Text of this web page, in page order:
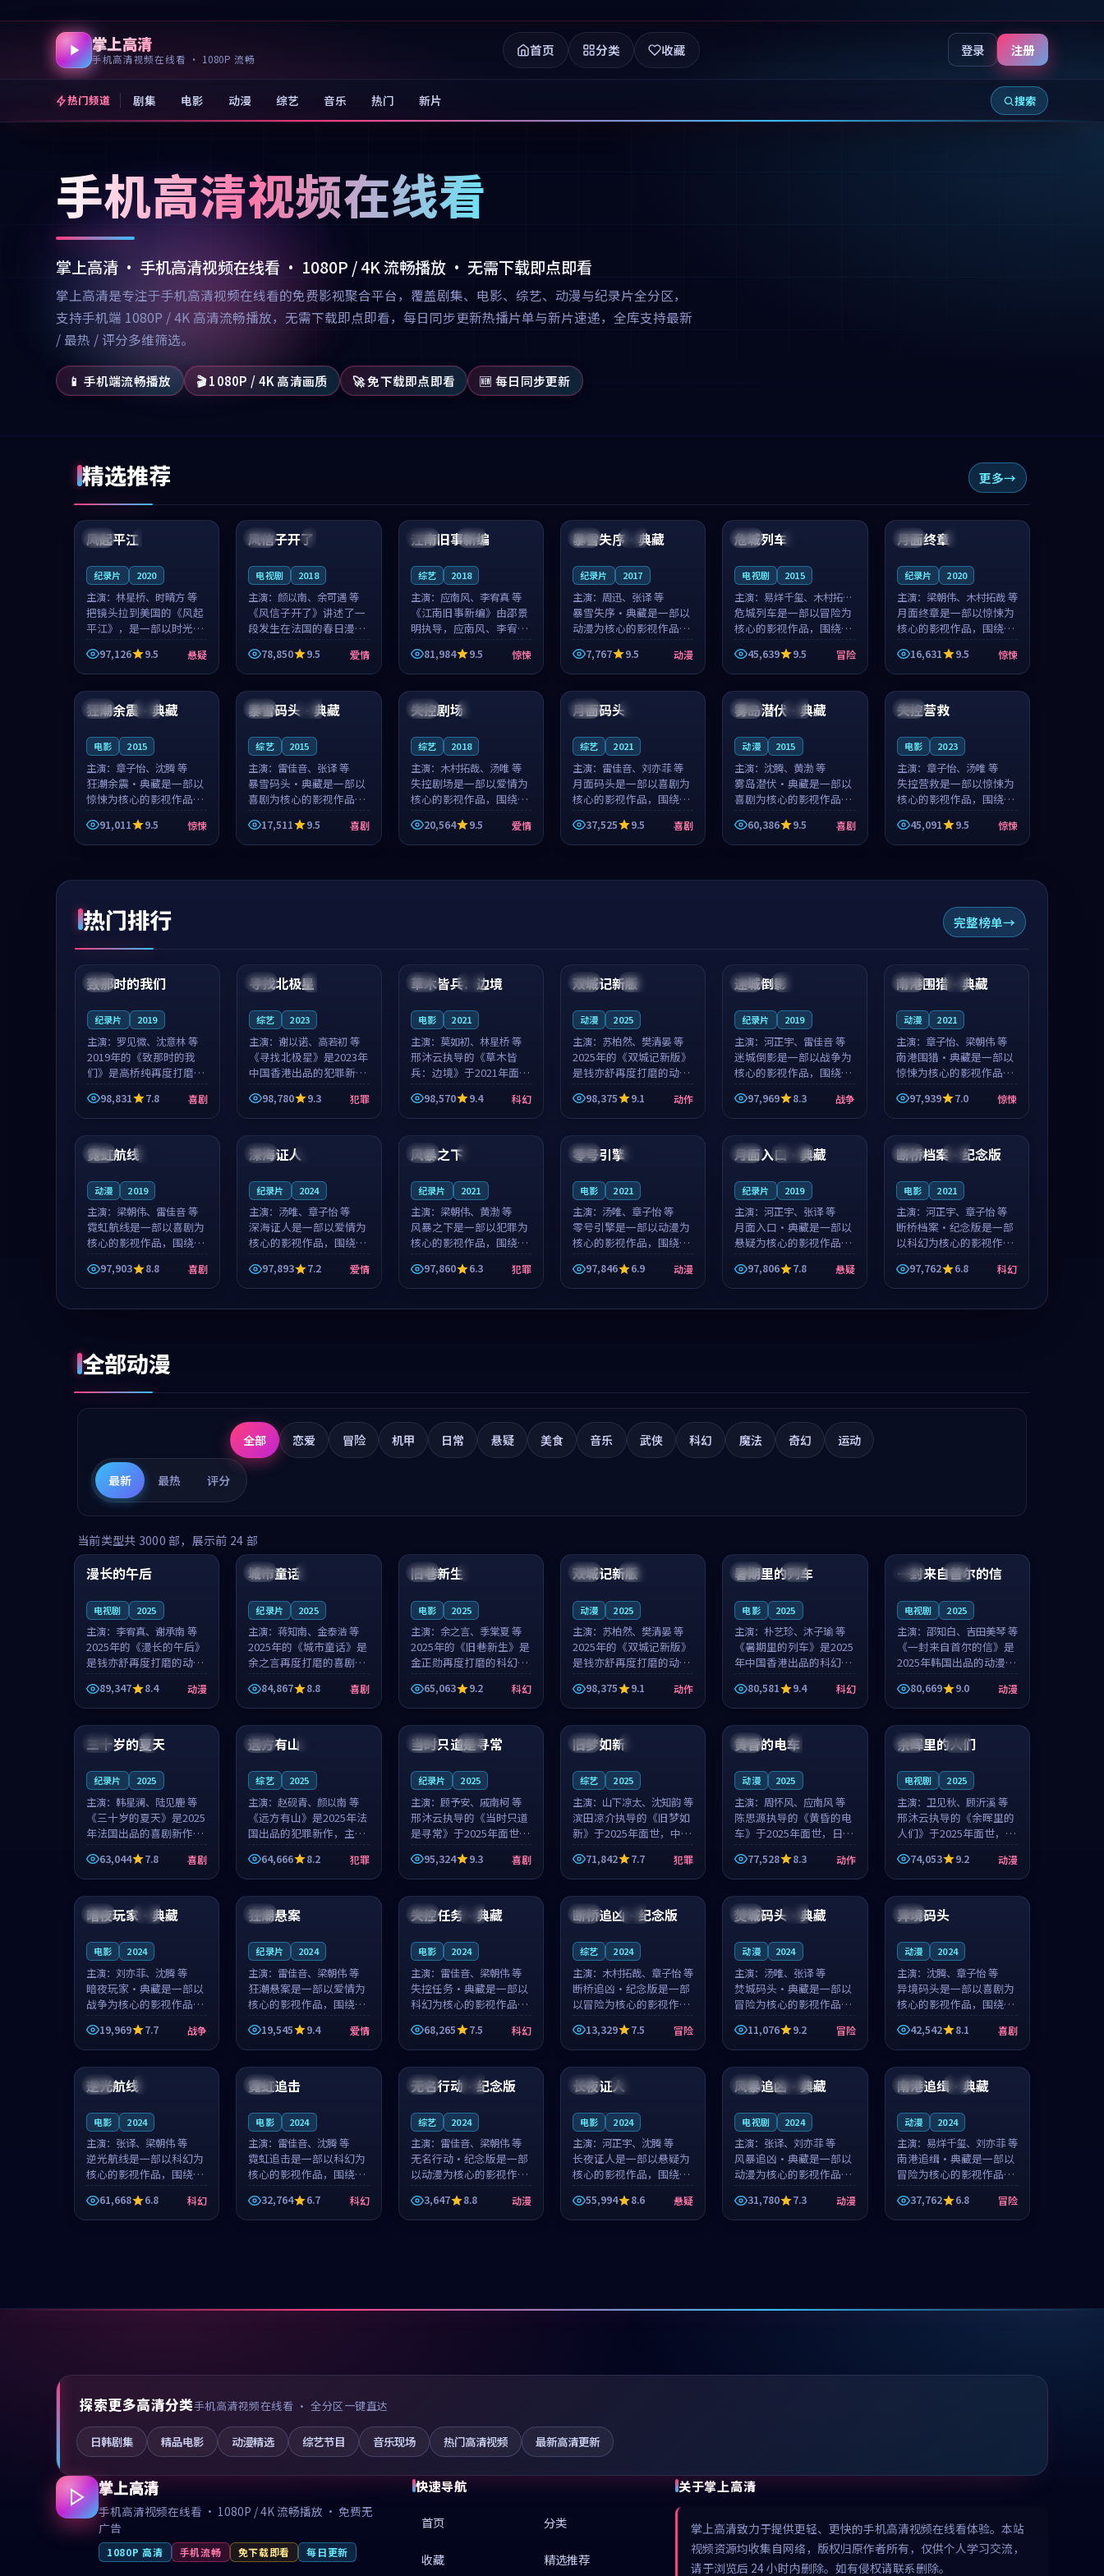
掌上高清
手机高清视频在线看 · 1080P 流畅
首页 分类 收藏 登录 注册
热门频道 剧集 电影 动漫 综艺 音乐 热门 新片 搜索
手机高清视频在线看
掌上高清 · 手机高清视频在线看 · 1080P / 4K 流畅播放 · 无需下载即点即看
掌上高清是专注于手机高清视频在线看的免费影视聚合平台，覆盖剧集、电影、综艺、动漫与纪录片全分区，
支持手机端 1080P / 4K 高清流畅播放，无需下载即点即看，每日同步更新热播片单与新片速递，全库支持最新
/ 最热 / 评分多维筛选。
📱 手机端流畅播放 🎬 1080P / 4K 高清画质 🚀 免下载即点即看 🆕 每日同步更新
精选推荐 更多
美国
99:07
风起平江
纪录片 2020
主演： 林星桥、时晴方 等
把镜头拉到美国的《风起
平江》，是一部以时光记
忆为底色的悬疑作品。林
星桥和时晴方贡献了2020
年颇受关注的合作演出，
影片在情感层次与现实质
感之间游...
97,126 9.5 悬疑
法国 4K
99:21
风信子开了
电视剧 2018
主演：颜以南、余可遇 等
《风信子开了》讲述了一
段发生在法国的春日漫步
故事。颜以南饰演的主角
与余可遇的角色因一场意
外卷入更深的纠葛，爱情
元素贯穿始终，节奏稳健
而富有张力，...
78,850 9.5 爱情
日本 院线
99:53
江南旧事新编
综艺 2018
主演： 应南风、李宥真 等
《江南旧事新编》由邵景
明执导，应南风、李宥真
领衔主演，是一部2018年
上映的日本惊悚综艺。影
片以邻里温情为切入，呈
现一段从初遇到告别都浸
着真实情...
81,984 9.5 惊悚
中国 独播
99:28
暴雪失序·典藏
纪录片 2017
主演： 周迅、张译 等
暴雪失序·典藏是一部以
动漫为核心的影视作品，
围绕危机、反转与人物成
长展开，整体节奏紧凑，
值得推荐观看。
7,767 9.5 动漫
中国
92:41
危城列车
电视剧 2015
主演：易烊千玺、木村拓哉
等
危城列车是一部以冒险为
核心的影视作品，围绕危
机、反转与人物成长展
开，整体节奏紧凑，值得
推荐观看。
45,639 9.5 冒险
英国
99:19
月面终章
纪录片 2020
主演： 梁朝伟、木村拓哉 等
月面终章是一部以惊悚为
核心的影视作品，围绕危
机、反转与人物成长展
开，整体节奏紧凑，值得
推荐观看。
16,631 9.5 惊悚
韩国 热播
99:45
狂潮余震·典藏
电影 2015
主演： 章子怡、沈腾 等
狂潮余震·典藏是一部以
惊悚为核心的影视作品，
围绕危机、反转与人物成
长展开，整体节奏紧凑，
值得推荐观看。
91,011 9.5 惊悚
泰国 完结
99:32
暴雪码头·典藏
综艺 2015
主演： 雷佳音、张译 等
暴雪码头·典藏是一部以
喜剧为核心的影视作品，
围绕危机、反转与人物成
长展开，整体节奏紧凑，
值得推荐观看。
17,511 9.5 喜剧
韩国
99:33
失控剧场
综艺 2018
主演： 木村拓哉、汤唯 等
失控剧场是一部以爱情为
核心的影视作品，围绕危
机、反转与人物成长展
开，整体节奏紧凑，值得
推荐观看。
20,564 9.5 爱情
日本
99:11
月面码头
综艺 2021
主演： 雷佳音、刘亦菲 等
月面码头是一部以喜剧为
核心的影视作品，围绕危
机、反转与人物成长展
开，整体节奏紧凑，值得
推荐观看。
37,525 9.5 喜剧
韩国 完结
99:49
雾岛潜伏·典藏
动漫 2015
主演：沈腾、黄渤 等
雾岛潜伏·典藏是一部以
喜剧为核心的影视作品，
围绕危机、反转与人物成
长展开，整体节奏紧凑，
值得推荐观看。
60,386 9.5 喜剧
中国
99:46
失控营救
电影 2023
主演： 章子怡、汤唯 等
失控营救是一部以惊悚为
核心的影视作品，围绕危
机、反转与人物成长展
开，整体节奏紧凑，值得
推荐观看。
45,091 9.5 惊悚
热门排行 完整榜单
中国 4K
99:22
致那时的我们
纪录片 2019
主演： 罗见微、沈意林 等
2019年的《致那时的我
们》是高桥纯再度打磨的
喜剧佳作。中国大陆的取
景与都市寓言的氛围相互
成就，罗见微与沈意林的
影片在悬念...
98,831 7.8 喜剧
中国 4K
99:18
寻找北极星
综艺 2023
主演： 谢以诺、高若初 等
《寻找北极星》是2023年
中国香港出品的犯罪新
作，主创团队希望用公路
冒险的故事让观众停下来
想一想。谢以诺领衔，高
柯的叙事节...
98,780 9.3 犯罪
泰国 独播
99:44
草木皆兵：边境
电影 2021
主演： 莫如初、林星桥 等
邢沐云执导的《草木皆
兵：边境》于2021年面
世，泰国的城市气质与校
园青春的人物心境共同构
筑了影片基调。莫如初、
整部科幻电影...
98,570 9.4 科幻
中国 独播
99:40
双城记新版
动漫 2025
主演： 苏柏然、樊清晏 等
2025年的《双城记新版》
是钱亦舒再度打磨的动作
佳作。中国大陆的取景与
沙漠探险的氛围相互成
就，苏柏然与樊清晏的对
片在悬念与...
98,375 9.1 动作
美国 连载中
89:40
迷城倒影
纪录片 2019
主演： 河正宇、雷佳音 等
迷城倒影是一部以战争为
核心的影视作品，围绕危
机、反转与人物成长展
开，整体节奏紧凑，值得
推荐观看。
97,969 8.3 战争
中国 完结
99:57
南港围猎·典藏
动漫 2021
主演： 章子怡、梁朝伟 等
南港围猎·典藏是一部以
惊悚为核心的影视作品，
围绕危机、反转与人物成
长展开，整体节奏紧凑，
值得推荐观看。
97,939 7.0 惊悚
韩国
99:25
霓虹航线
动漫 2019
主演： 梁朝伟、雷佳音 等
霓虹航线是一部以喜剧为
核心的影视作品，围绕危
机、反转与人物成长展
开，整体节奏紧凑，值得
推荐观看。
97,903 8.8 喜剧
韩国
99:49
深海证人
纪录片 2024
主演： 汤唯、章子怡 等
深海证人是一部以爱情为
核心的影视作品，围绕危
机、反转与人物成长展
开，整体节奏紧凑，值得
推荐观看。
97,893 7.2 爱情
泰国
99:04
风暴之下
纪录片 2021
主演： 梁朝伟、黄渤 等
风暴之下是一部以犯罪为
核心的影视作品，围绕危
机、反转与人物成长展
开，整体节奏紧凑，值得
推荐观看。
97,860 6.3 犯罪
中国
99:58
零号引擎
电影 2021
主演： 汤唯、章子怡 等
零号引擎是一部以动漫为
核心的影视作品，围绕危
机、反转与人物成长展
开，整体节奏紧凑，值得
推荐观看。
97,846 6.9 动漫
日本 连载中
99:01
月面入口·典藏
纪录片 2019
主演： 河正宇、张译 等
月面入口·典藏是一部以
悬疑为核心的影视作品，
围绕危机、反转与人物成
长展开，整体节奏紧凑，
值得推荐观看。
97,806 7.8 悬疑
英国 院线
99:11
断桥档案·纪念版
电影 2021
主演： 河正宇、章子怡 等
断桥档案·纪念版是一部
以科幻为核心的影视作
品，围绕危机、反转与人
物成长展开，整体节奏紧
凑，值得推荐观看。
97,762 6.8 科幻
全部动漫
全部 恋爱 冒险 机甲 日常 悬疑 美食 音乐 武侠 科幻 魔法 奇幻 运动
最新 最热 评分
当前类型共 3000 部，展示前 24 部
中国 高分
99:16
漫长的午后
电视剧 2025
主演： 李宥真、谢承南 等
2025年的《漫长的午后》
是钱亦舒再度打磨的动漫
佳作。中国大陆的取景与
海岛日常的氛围相互成
就，李宥真与谢承南的对
手戏自然克制，让整部影
片在悬念与...
89,347 8.4 动漫
美国
城市童话
纪录片 2025
主演：蒋知南、金泰浩 等
2025年的《城市童话》是
余之言再度打磨的喜剧佳
作。美国的取景与历史战
争的氛围相互成就，蒋知
南与金泰浩的对手戏自然
克制，让整部影片在悬念
与温度之...
84,867 8.8 喜剧
英国
旧巷新生
电影 2025
主演： 余之言、季棠夏 等
2025年的《旧巷新生》是
金正勋再度打磨的科幻佳
作。英国的取景与雨夜物
语的氛围相互成就，余之
言与季棠夏的对手戏自然
克制，让整部影片在悬念
与温度之...
65,063 9.2 科幻
中国 独播
双城记新版
动漫 2025
主演： 苏柏然、樊清晏 等
2025年的《双城记新版》
是钱亦舒再度打磨的动作
佳作。中国大陆的取景与
沙漠探险的氛围相互成
就，苏柏然与樊清晏的对
手戏自然克制，让整部影
片在悬念与...
98,375 9.1 动作
中国 杜比
暑期里的列车
电影 2025
主演：朴艺珍、沐子瑜 等
《暑期里的列车》是2025
年中国香港出品的科幻新
作，主创团队希望用城市
夜归人的故事让观众停下
来想一想。朴艺珍领衔，
沐子瑜担任重要角色，郑
书延的叙...
80,581 9.4 科幻
韩国 热播
一封来自首尔的信
电视剧 2025
主演： 邵知白、吉田美琴 等
《一封来自首尔的信》是
2025年韩国出品的动漫新
作，主创团队希望用高考
往事的故事让观众停下来
想一想。邵知白领衔，吉
田美琴担任重要角色，谢
承南的叙...
80,669 9.0 动漫
法国 4K
99:12
三十岁的夏天
纪录片 2025
主演： 韩星澜、陆见鹿 等
《三十岁的夏天》是2025
年法国出品的喜剧新作，
主创团队希望用深夜电台
的故事让观众停下来想一
想。韩星澜领衔，陆见鹿
担任重要角色，山田纯一
的叙事节...
63,044 7.8 喜剧
法国
99:48
远方有山
综艺 2025
主演：赵砚青、颜以南 等
《远方有山》是2025年法
国出品的犯罪新作，主创
团队希望用高校追梦的故
事让观众停下来想一想。
赵砚青领衔，颜以南担任
重要角色，山田纯一的叙
事节奏一...
64,666 8.2 犯罪
泰国 杜比
99:32
当时只道是寻常
纪录片 2025
主演： 顾予安、戚南柯 等
邢沐云执导的《当时只道
是寻常》于2025年面世，
泰国的城市气质与母女情
深的人物心境共同构筑了
影片基调。顾予安、戚南
柯用细腻的表演撑起整部
喜剧电影...
95,324 9.3 喜剧
中国
99:08
旧梦如新
综艺 2025
主演： 山下凉太、沈知韵 等
滨田凉介执导的《旧梦如
新》于2025年面世，中国
台湾的城市气质与异国相
遇的人物心境共同构筑了
影片基调。山下凉太、沈
知韵用细腻的表演撑起整
部犯罪电...
71,842 7.7 犯罪
日本 4K
99:20
黄昏的电车
动漫 2025
主演：周怀风、应南风 等
陈思源执导的《黄昏的电
车》于2025年面世，日本
的城市气质与渔村故事的
人物心境共同构筑了影片
基调。周怀风、应南风用
细腻的表演撑起整部动作
电影，剧...
77,528 8.3 动作
泰国 完结
99:56
余晖里的人们
电视剧 2025
主演： 卫见秋、顾沂溪 等
邢沐云执导的《余晖里的
人们》于2025年面世，泰
国的城市气质与小镇生活
的人物心境共同构筑了影
片基调。卫见秋、顾沂溪
用细腻的表演撑起整部动
漫电影，...
74,053 9.2 动漫
中国 高分
99:22
暗夜玩家·典藏
电影 2024
主演： 刘亦菲、沈腾 等
暗夜玩家·典藏是一部以
战争为核心的影视作品，
围绕危机、反转与人物成
长展开，整体节奏紧凑，
值得推荐观看。
19,969 7.7 战争
泰国
99:32
狂潮悬案
纪录片 2024
主演： 雷佳音、梁朝伟 等
狂潮悬案是一部以爱情为
核心的影视作品，围绕危
机、反转与人物成长展
开，整体节奏紧凑，值得
推荐观看。
19,545 9.4 爱情
中国 高分
99:16
失控任务·典藏
电影 2024
主演： 雷佳音、梁朝伟 等
失控任务·典藏是一部以
科幻为核心的影视作品，
围绕危机、反转与人物成
长展开，整体节奏紧凑，
值得推荐观看。
68,265 7.5 科幻
中国 热播
99:36
断桥追凶·纪念版
综艺 2024
主演： 木村拓哉、章子怡 等
断桥追凶·纪念版是一部
以冒险为核心的影视作
品，围绕危机、反转与人
物成长展开，整体节奏紧
凑，值得推荐观看。
13,329 7.5 冒险
中国 完结
99:11
焚城码头·典藏
动漫 2024
主演： 汤唯、张译 等
焚城码头·典藏是一部以
冒险为核心的影视作品，
围绕危机、反转与人物成
长展开，整体节奏紧凑，
值得推荐观看。
11,076 9.2 冒险
韩国
90:29
异境码头
动漫 2024
主演： 沈腾、章子怡 等
异境码头是一部以喜剧为
核心的影视作品，围绕危
机、反转与人物成长展
开，整体节奏紧凑，值得
推荐观看。
42,542 8.1 喜剧
中国
99:46
逆光航线
电影 2024
主演： 张译、梁朝伟 等
逆光航线是一部以科幻为
核心的影视作品，围绕危
机、反转与人物成长展
开，整体节奏紧凑，值得
推荐观看。
61,668 6.8 科幻
泰国
99:56
霓虹追击
电影 2024
主演： 雷佳音、沈腾 等
霓虹追击是一部以科幻为
核心的影视作品，围绕危
机、反转与人物成长展
开，整体节奏紧凑，值得
推荐观看。
32,764 6.7 科幻
中国 完结
99:25
无名行动·纪念版
综艺 2024
主演： 雷佳音、梁朝伟 等
无名行动·纪念版是一部
以动漫为核心的影视作
品，围绕危机、反转与人
物成长展开，整体节奏紧
凑，值得推荐观看。
3,647 8.8 动漫
法国 连载中
95:02
长夜证人
电影 2024
主演： 河正宇、沈腾 等
长夜证人是一部以悬疑为
核心的影视作品，围绕危
机、反转与人物成长展
开，整体节奏紧凑，值得
推荐观看。
55,994 8.6 悬疑
美国 连载中
99:10
风暴追凶·典藏
电视剧 2024
主演： 张译、刘亦菲 等
风暴追凶·典藏是一部以
动漫为核心的影视作品，
围绕危机、反转与人物成
长展开，整体节奏紧凑，
值得推荐观看。
31,780 7.3 动漫
中国 完结
99:31
南港追缉·典藏
动漫 2024
主演： 易烊千玺、刘亦菲 等
南港追缉·典藏是一部以
冒险为核心的影视作品，
围绕危机、反转与人物成
长展开，整体节奏紧凑，
值得推荐观看。
37,762 6.8 冒险
探索更多高清分类手机高清视频在线看 · 全分区一键直达
日韩剧集 精品电影 动漫精选 综艺节目 音乐现场 热门高清视频 最新高清更新
掌上高清
手机高清视频在线看 · 1080P / 4K 流畅播放 · 免费无
广告
1080P 高清 手机流畅 免下载即看 每日更新
快速导航
首页 分类
收藏 精选推荐
关于掌上高清
掌上高清致力于提供更轻、更快的手机高清视频在线看体验。本站
视频资源均收集自网络，版权归原作者所有，仅供个人学习交流，
请于浏览后 24 小时内删除。如有侵权请联系删除。